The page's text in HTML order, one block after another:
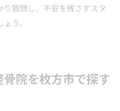
り質問し、不安を残さずスタ
う。
院を枚方市で探す